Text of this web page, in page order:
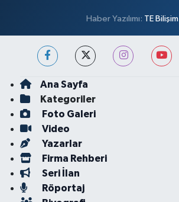
Haber Yazılımı: TE Bilişim
Ana Sayfa
Kategoriler
Foto Galeri
Video
Yazarlar
Firma Rehberi
Seri İlan
Röportaj